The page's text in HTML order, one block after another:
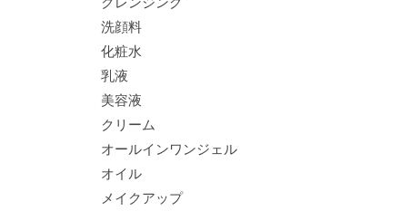
洗顔料
化粧水
乳液
美容液
クリーム
オールインワンジェル
オイル
メイクアップ